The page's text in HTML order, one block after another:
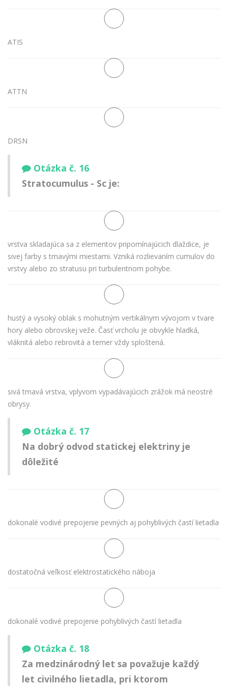
ATIS
ATTN
DRSN
Otázka č. 16
Stratocumulus - Sc je:
vrstva skladajúca sa z elementov pripomínajúcich dlaždice, je
sivej farby s tmavými miestami. Vzniká rozlievaním cumulov do
vrstvy alebo zo stratusu pri turbulentnom pohybe.
hustý a vysoký oblak s mohutným vertikálnym vývojom v tvare
hory alebo obrovskej veže. Časť vrcholu je obvykle hladká,
vláknitá alebo rebrovitá a temer vždy sploštená.
sivá tmavá vrstva, vplyvom vypadávajúcich zrážok má neostré
obrysy.
Otázka č. 17
Na dobrý odvod statickej elektriny je
dôležité
dokonalé vodivé prepojenie pevných aj pohyblivých častí lietadla
dostatočná veľkosť elektrostatického náboja
dokonalé vodivé prepojenie pohyblivých častí lietadla
Otázka č. 18
Za medzinárodný let sa považuje každý
let civilného lietadla, pri ktorom